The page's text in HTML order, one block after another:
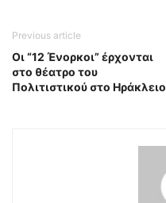
Previous article
Οι “12 Ένορκοι” έρχονται
στο θέατρο του
Πολιτιστικού στο Ηράκλειο